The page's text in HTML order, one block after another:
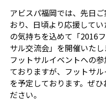
アビスパ福岡では、先日
おり、日頃より応援して
の気持ちを込めて「2016
サル交流会」を開催いたし
フットサルイベントへの
ておりますが、フットサ
を予定しております。ぜ
ださい。